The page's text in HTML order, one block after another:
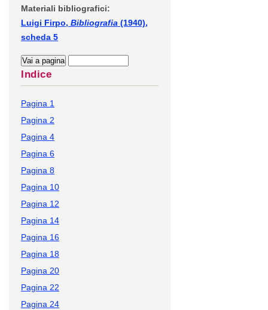
Materiali bibliografici:
Luigi Firpo, Bibliografia (1940),
scheda 5
Indice
Pagina 1
Pagina 2
Pagina 4
Pagina 6
Pagina 8
Pagina 10
Pagina 12
Pagina 14
Pagina 16
Pagina 18
Pagina 20
Pagina 22
Pagina 24